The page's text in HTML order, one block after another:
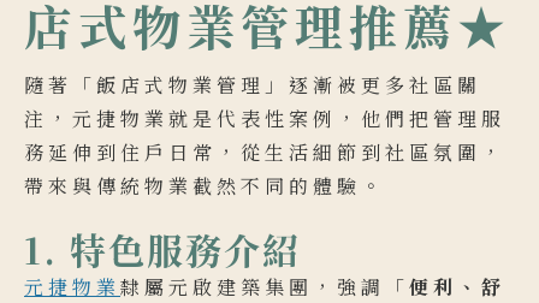
店式物業管理推薦★
隨著「飯店式物業管理」逐漸被更多社區關
注，元捷物業就是代表性案例，他們把管理服
務延伸到住戶日常，從生活細節到社區氛圍，
帶來與傳統物業截然不同的體驗。
1. 特色服務介紹
元捷物業 隸屬元啟建築集團，強調「便利、舒